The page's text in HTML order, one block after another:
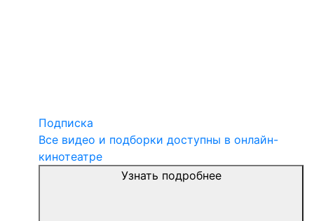
Подписка
Все видео и подборки доступны в онлайн-
кинотеатре
Узнать подробнее